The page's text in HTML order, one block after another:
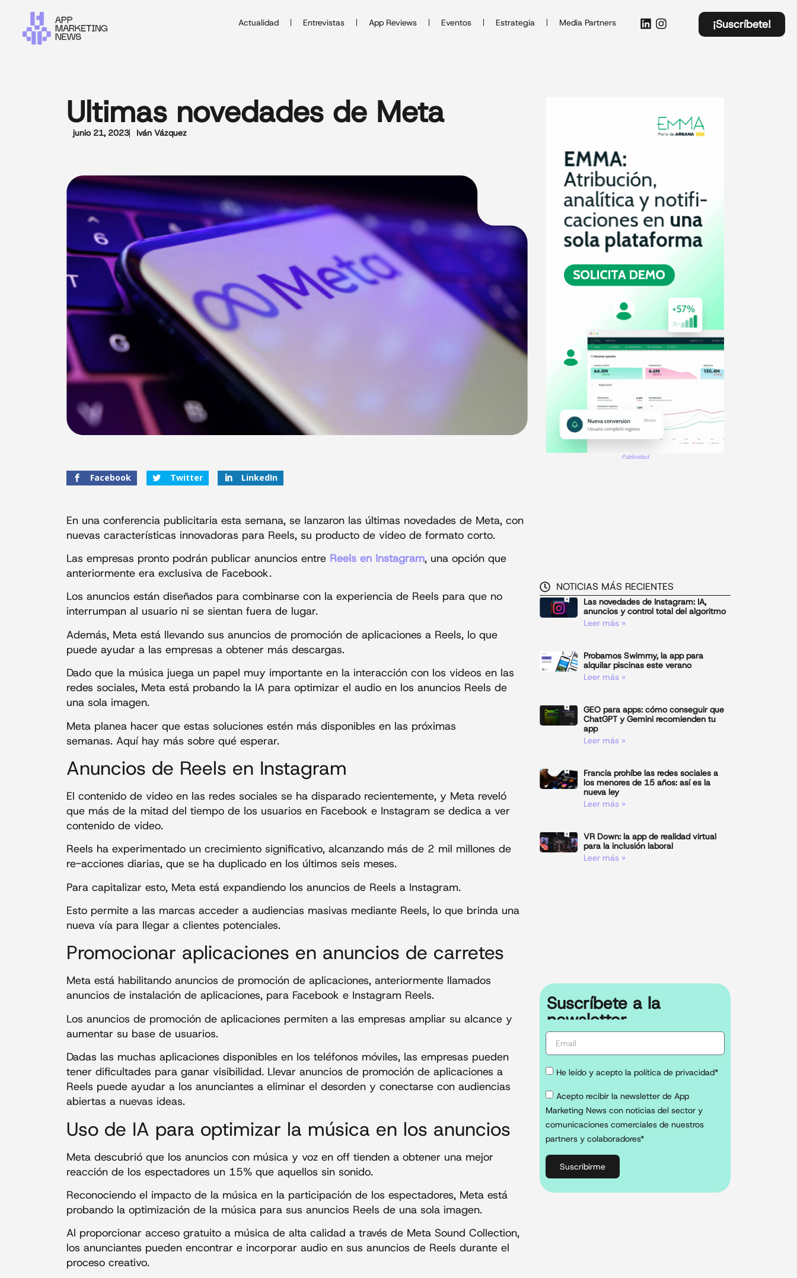
Actualidad Entrevistas App Reviews Eventos Estrategia Media Partners ¡Suscríbete!
Ultimas novedades de Meta
junio 21, 2023 Iván Vázquez
Facebook Twitter LinkedIn
En una conferencia publicitaria esta semana, se lanzaron las últimas novedades de Meta, con
nuevas características innovadoras para Reels, su producto de video de formato corto.
Las empresas pronto podrán publicar anuncios entre Reels en Instagram, una opción que
anteriormente era exclusiva de Facebook.
Los anuncios están diseñados para combinarse con la experiencia de Reels para que no
interrumpan al usuario ni se sientan fuera de lugar.
Además, Meta está llevando sus anuncios de promoción de aplicaciones a Reels, lo que
puede ayudar a las empresas a obtener más descargas.
Dado que la música juega un papel muy importante en la interacción con los videos en las
redes sociales, Meta está probando la IA para optimizar el audio en los anuncios Reels de
una sola imagen.
Meta planea hacer que estas soluciones estén más disponibles en las próximas
semanas. Aquí hay más sobre qué esperar.
Anuncios de Reels en Instagram
El contenido de video en las redes sociales se ha disparado recientemente, y Meta reveló
que más de la mitad del tiempo de los usuarios en Facebook e Instagram se dedica a ver
contenido de video.
Reels ha experimentado un crecimiento significativo, alcanzando más de 2 mil millones de
re-acciones diarias, que se ha duplicado en los últimos seis meses.
Para capitalizar esto, Meta está expandiendo los anuncios de Reels a Instagram.
Esto permite a las marcas acceder a audiencias masivas mediante Reels, lo que brinda una
nueva vía para llegar a clientes potenciales.
Promocionar aplicaciones en anuncios de carretes
Meta está habilitando anuncios de promoción de aplicaciones, anteriormente llamados
anuncios de instalación de aplicaciones, para Facebook e Instagram Reels.
Los anuncios de promoción de aplicaciones permiten a las empresas ampliar su alcance y
aumentar su base de usuarios.
Dadas las muchas aplicaciones disponibles en los teléfonos móviles, las empresas pueden
tener dificultades para ganar visibilidad. Llevar anuncios de promoción de aplicaciones a
Reels puede ayudar a los anunciantes a eliminar el desorden y conectarse con audiencias
abiertas a nuevas ideas.
Uso de IA para optimizar la música en los anuncios
Meta descubrió que los anuncios con música y voz en off tienden a obtener una mejor
reacción de los espectadores un 15% que aquellos sin sonido.
Reconociendo el impacto de la música en la participación de los espectadores, Meta está
probando la optimización de la música para sus anuncios Reels de una sola imagen.
Al proporcionar acceso gratuito a música de alta calidad a través de Meta Sound Collection,
los anunciantes pueden encontrar e incorporar audio en sus anuncios de Reels durante el
proceso creativo.
Publicidad
NOTICIAS MÁS RECIENTES
Las novedades de Instagram: IA,
anuncios y control total del algoritmo
Leer más »
Probamos Swimmy, la app para
alquilar piscinas este verano
Leer más »
GEO para apps: cómo conseguir que
ChatGPT y Gemini recomienden tu
app
Leer más »
Francia prohíbe las redes sociales a
los menores de 15 años: así es la
nueva ley
Leer más »
VR Down: la app de realidad virtual
para la inclusión laboral
Leer más »
Suscríbete a la
newsletter
He leído y acepto la política de privacidad*
Acepto recibir la newsletter de App
Marketing News con noticias del sector y
comunicaciones comerciales de nuestros
partners y colaboradores*
Suscribirme